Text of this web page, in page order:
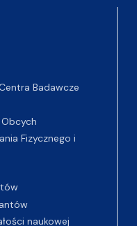
Badawcze
Fizycznego i
naukowej